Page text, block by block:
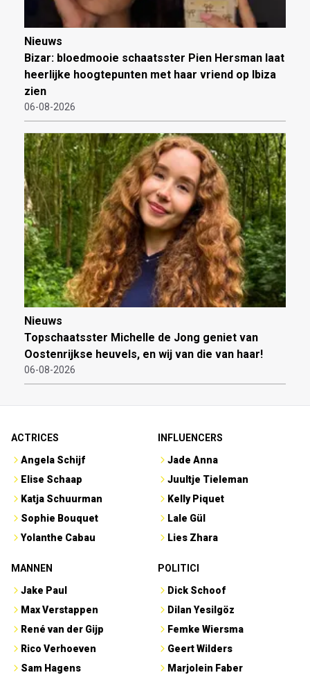
Nieuws
Bizar: bloedmooie schaatsster Pien Hersman laat
heerlijke hoogtepunten met haar vriend op Ibiza
zien
06-08-2026
Nieuws
Topschaatsster Michelle de Jong geniet van
Oostenrijkse heuvels, en wij van die van haar!
06-08-2026
ACTRICES
Angela Schijf
Elise Schaap
Katja Schuurman
Sophie Bouquet
Yolanthe Cabau
INFLUENCERS
Jade Anna
Juultje Tieleman
Kelly Piquet
Lale Gül
Lies Zhara
MANNEN
Jake Paul
Max Verstappen
René van der Gijp
Rico Verhoeven
Sam Hagens
POLITICI
Dick Schoof
Dilan Yesilgöz
Femke Wiersma
Geert Wilders
Marjolein Faber